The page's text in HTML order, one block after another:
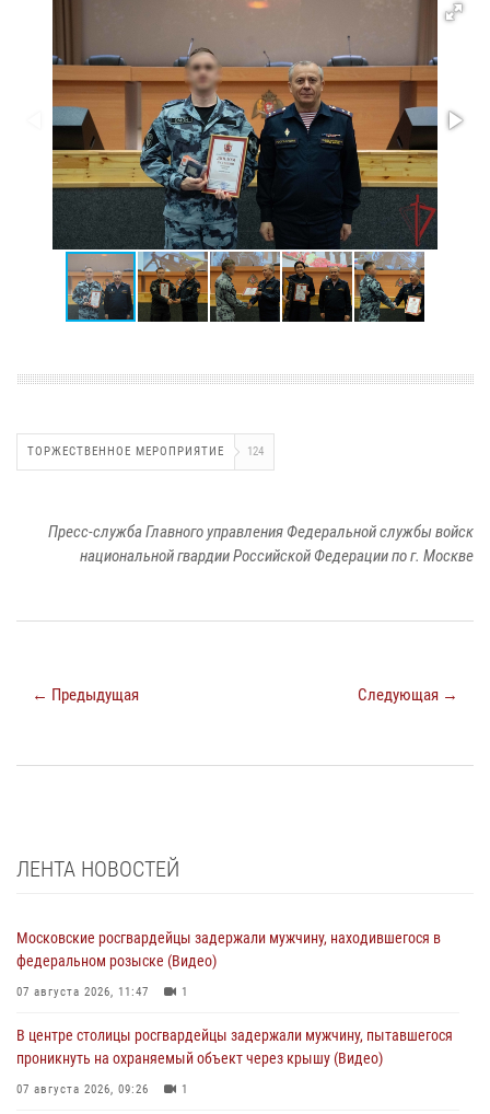
ТОРЖЕСТВЕННОЕ МЕРОПРИЯТИЕ 124
Пресс-служба Главного управления Федеральной службы войск
национальной гвардии Российской Федерации по г. Москве
← Предыдущая Следующая →
ЛЕНТА НОВОСТЕЙ
Московские росгвардейцы задержали мужчину, находившегося в
федеральном розыске (Видео)
07 августа 2026, 11:47 1
В центре столицы росгвардейцы задержали мужчину, пытавшегося
проникнуть на охраняемый объект через крышу (Видео)
07 августа 2026, 09:26 1